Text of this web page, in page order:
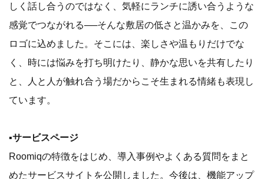
しく話し合うのではなく、気軽にランチに誘い合うような
感覚でつながれる──そんな敷居の低さと温かみを、この
ロゴに込めました。そこには、楽しさや温もりだけでな
く、時には悩みを打ち明けたり、静かな思いを共有したり
と、人と人が触れ合う場だからこそ生まれる情緒も表現し
ています。
▪️サービスページ
Roomiqの特徴をはじめ、導入事例やよくある質問をまと
めたサービスサイトを公開しました。今後は、機能アップ